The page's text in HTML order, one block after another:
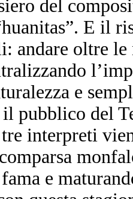
del
E il
andare oltre le
e
pubblico del
interpreti
e